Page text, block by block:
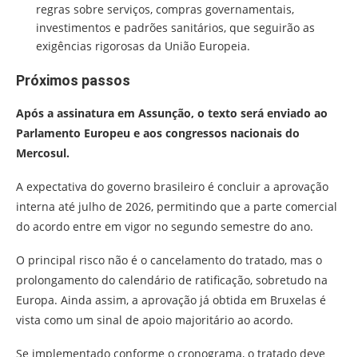
regras sobre serviços, compras governamentais,
investimentos e padrões sanitários, que seguirão as
exigências rigorosas da União Europeia.
Próximos passos
Após a assinatura em Assunção, o texto será enviado ao
Parlamento Europeu e aos congressos nacionais do
Mercosul.
A expectativa do governo brasileiro é concluir a aprovação
interna até julho de 2026, permitindo que a parte comercial
do acordo entre em vigor no segundo semestre do ano.
O principal risco não é o cancelamento do tratado, mas o
prolongamento do calendário de ratificação, sobretudo na
Europa. Ainda assim, a aprovação já obtida em Bruxelas é
vista como um sinal de apoio majoritário ao acordo.
Se implementado conforme o cronograma, o tratado deve